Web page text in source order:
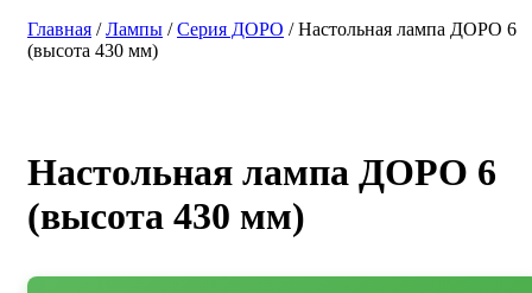
Главная /Лампы /Серия ДОРО / Настольная лампа ДОРО 6
(высота 430 мм)
Настольная лампа ДОРО 6
(высота 430 мм)